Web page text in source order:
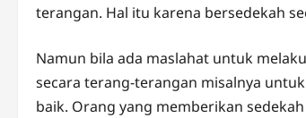
terangan. Hal itu karena bersedekah
Namun bila ada maslahat untuk
secara terang-terangan misalnya
baik. Orang yang memberikan